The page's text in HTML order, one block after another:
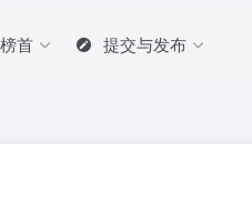
榜首 提交与发布